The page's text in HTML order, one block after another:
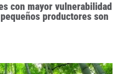
con mayor vulnerabilidad
productores son